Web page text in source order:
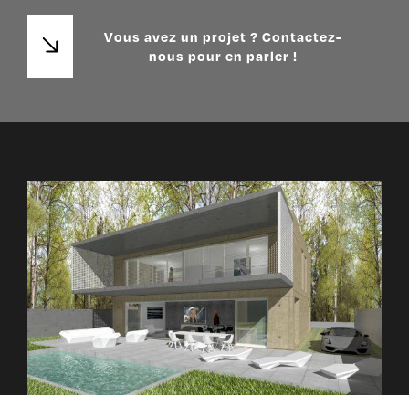
Vous avez un projet ? Contactez-
nous pour en parler !